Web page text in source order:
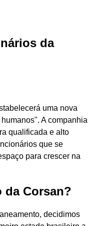
da
uma nova
A companhia
qualificada e alto
que se
para crescer na
da Corsan?
decidimos